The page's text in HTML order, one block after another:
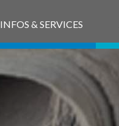
INFOS & SERVICES